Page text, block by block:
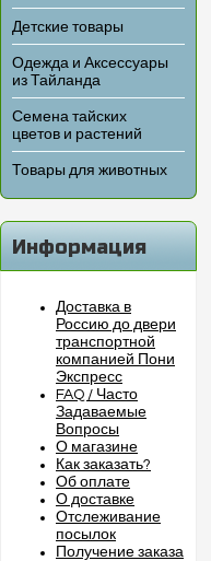
Детские товары
Одежда и Аксессуары
из Тайланда
Семена тайских
цветов и растений
Товары для животных
Информация
Доставка в
Россию до двери
транспортной
компанией Пони
Экспресс
FAQ / Часто
Задаваемые
Вопросы
О магазине
Как заказать?
Об оплате
О доставке
Отслеживание
посылок
Получение заказа